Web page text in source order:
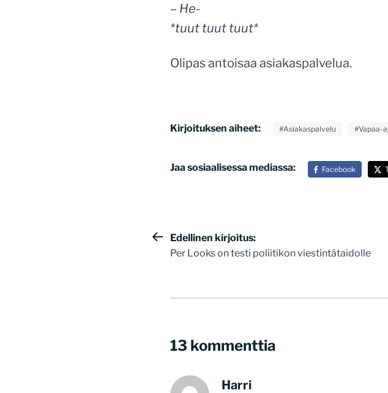
– He-
*tuut tuut tuut*
Olipas antoisaa asiakaspalvelua.
Kirjoituksen aiheet: #Asiakaspalvelu #Vapaa-
Jaa sosiaalisessa mediassa: Facebook
Artikkelien
Edellinen kirjoitus:
Per Looks on testi poliitikon viestintätaidolle
13 kommenttia
Harri